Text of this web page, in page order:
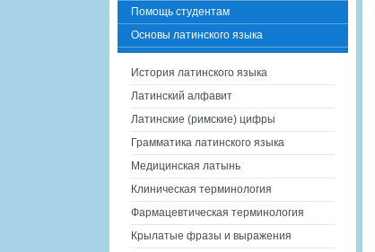
Помощь студентам
Основы латинского языка
История латинского языка
Латинский алфавит
Латинские (римские) цифры
Грамматика латинского языка
Медицинская латынь
Клиническая терминология
Фармацевтическая терминология
Крылатые фразы и выражения